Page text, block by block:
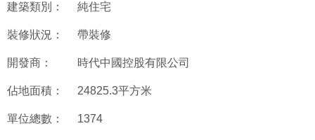
建築類別： 純住宅
裝修狀況： 帶裝修
開發商： 時代中國控股有限公司
佔地面積： 24825.3平方米
單位總數： 1374